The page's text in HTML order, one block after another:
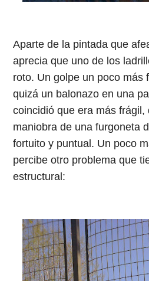
Aparte de la pintada que
aprecia que uno de los
roto. Un golpe un poco más
quizá un balonazo en una
coincidió que era más frágil,
maniobra de una furgoneta
fortuito y puntual. Un poco
percibe otro problema que
estructural: